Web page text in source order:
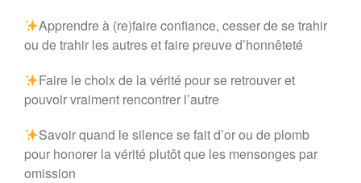
Apprendre à (re)faire confiance, cesser de se trahir
ou de trahir les autres et faire preuve d’honnêteté
Faire le choix de la vérité pour se retrouver et
pouvoir vraiment rencontrer l’autre
Savoir quand le silence se fait d’or ou de plomb
pour honorer la vérité plutôt que les mensonges par
omission